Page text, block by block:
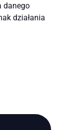
danego
działania